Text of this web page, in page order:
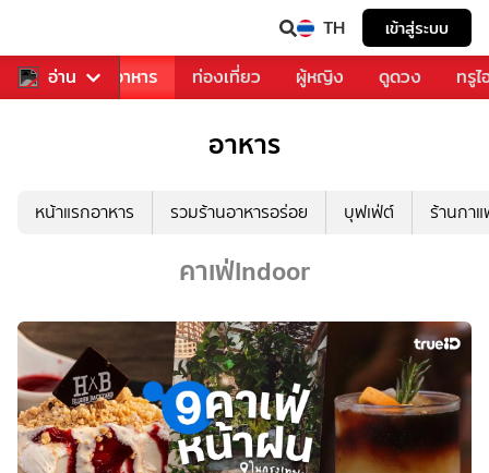
TH เข้าสู่ระบบ
อ่าน
การเพลง อาหาร ท่องเที่ยว ผู้หญิง ดูดวง ทรู
อาหาร
หน้าแรกอาหาร รวมร้านอาหารอร่อย บุฟเฟ่ต์ ร้านกา
คาเฟ่Indoor